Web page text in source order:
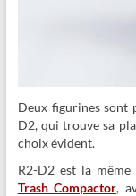
Deux figurines sont
D2, qui trouve sa
choix évident.
R2-D2 est la
Trash Compactor,